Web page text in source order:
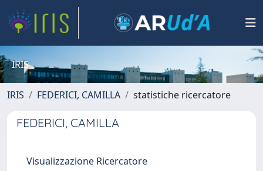
IRIS
IRIS FEDERICI, CAMILLA statistiche ricercatore
FEDERICI, CAMILLA
Visualizzazione Ricercatore